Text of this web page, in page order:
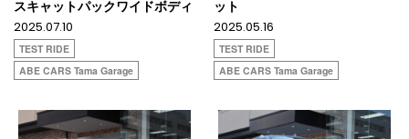
スキャットパックワイドボディ
2025.07.10
TEST RIDE
ABE CARS Tama Garage
ット
2025.05.16
TEST RIDE
ABE CARS Tama Garage